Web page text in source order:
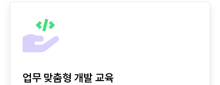
업무 맞춤형 개발 교육